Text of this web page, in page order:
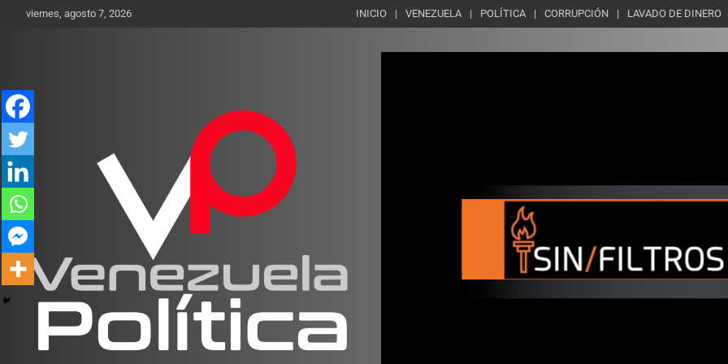
viernes, agosto 7, 2026 INICIO VENEZUELA POLÍTICA CORRUPCIÓN LAVADO DE DINERO